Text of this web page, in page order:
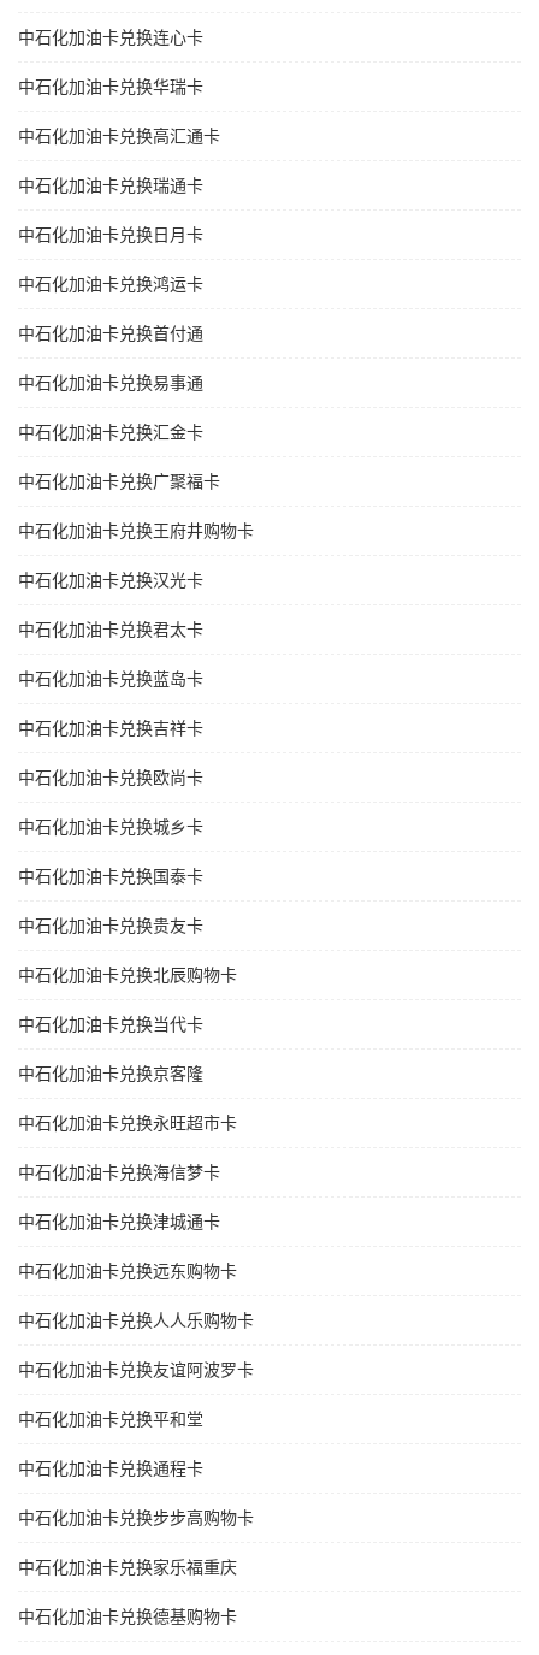
中石化加油卡兑换连心卡
中石化加油卡兑换华瑞卡
中石化加油卡兑换高汇通卡
中石化加油卡兑换瑞通卡
中石化加油卡兑换日月卡
中石化加油卡兑换鸿运卡
中石化加油卡兑换首付通
中石化加油卡兑换易事通
中石化加油卡兑换汇金卡
中石化加油卡兑换广聚福卡
中石化加油卡兑换王府井购物卡
中石化加油卡兑换汉光卡
中石化加油卡兑换君太卡
中石化加油卡兑换蓝岛卡
中石化加油卡兑换吉祥卡
中石化加油卡兑换欧尚卡
中石化加油卡兑换城乡卡
中石化加油卡兑换国泰卡
中石化加油卡兑换贵友卡
中石化加油卡兑换北辰购物卡
中石化加油卡兑换当代卡
中石化加油卡兑换京客隆
中石化加油卡兑换永旺超市卡
中石化加油卡兑换海信梦卡
中石化加油卡兑换津城通卡
中石化加油卡兑换远东购物卡
中石化加油卡兑换人人乐购物卡
中石化加油卡兑换友谊阿波罗卡
中石化加油卡兑换平和堂
中石化加油卡兑换通程卡
中石化加油卡兑换步步高购物卡
中石化加油卡兑换家乐福重庆
中石化加油卡兑换德基购物卡